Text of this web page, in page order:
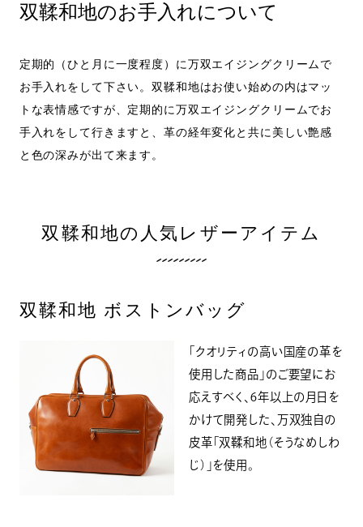
双鞣和地のお手入れについて
定期的（ひと月に一度程度）に万双エイジングクリームで
お手入れをして下さい。双鞣和地はお使い始めの内はマッ
トな表情感ですが、定期的に万双エイジングクリームでお
手入れをして行きますと、革の経年変化と共に美しい艶感
と色の深みが出て来ます。
双鞣和地の人気レザーアイテム
双鞣和地 ボストンバッグ
「クオリティの高い国産の革を
使用した商品」のご要望にお
応えすべく、6年以上の月日を
かけて開発した、万双独自の
皮革「双鞣和地（そうなめしわ
じ）」を使用。